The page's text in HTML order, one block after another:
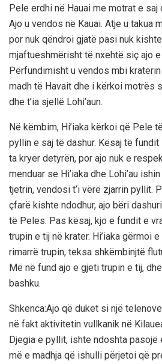
Pele erdhi në Hauai me motrat e
Ajo u vendos në Kauai. Atje u takua
por nuk qëndroi gjatë pasi nuk
mjaftueshmërisht të nxehtë siç ajo
Përfundimisht u vendos mbi
madh të Havait dhe i kërkoi motrës
dhe t’ia sjellë Lohi’aun.
Në këmbim, Hi’iaka kërkoi që Pele
pyllin e saj të dashur. Kësaj të
ta kryer detyrën, por ajo nuk e
menduar se Hi’iaka dhe Lohi’au
tjetrin, vendosi t‘i vërë zjarrin pyllit.
çfarë kishte ndodhur, ajo bëri
të Peles. Pas kësaj, kjo e fundit e
trupin e tij në krater. Hi’iaka gërmoi
rimarrë trupin, teksa shkëmbinjtë
Më në fund ajo e gjeti trupin e tij,
bashku.
Shkenca:Ajo që duket si një
në fakt aktivitetin vullkanik në
Djegia e pyllit, ishte ndoshta pasojë
më e madhja që ishulli përjetoi që